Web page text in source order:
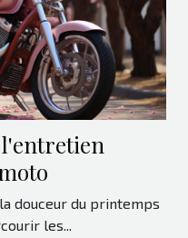
l'entretien
douceur du printemps
les...